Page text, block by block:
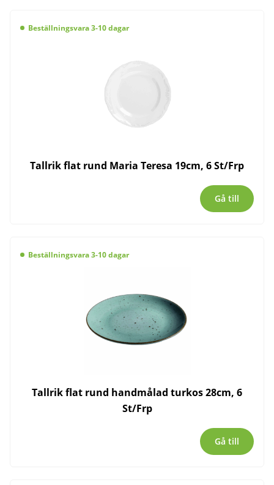
Beställningsvara 3-10 dagar
Tallrik flat rund Maria Teresa 19cm, 6 St/Frp
Gå till
Beställningsvara 3-10 dagar
Tallrik flat rund handmålad turkos 28cm, 6
St/Frp
Gå till